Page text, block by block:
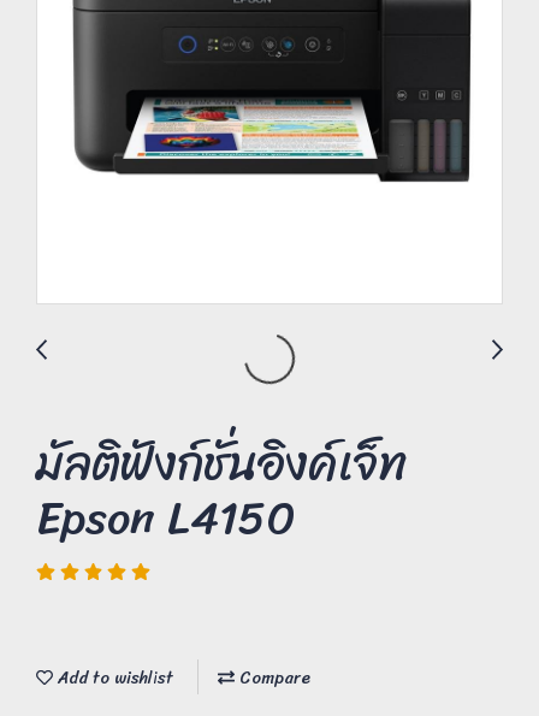
มัลติฟังก์ชั่นอิงค์เจ็ท
Epson L4150
Add to wishlist Compare